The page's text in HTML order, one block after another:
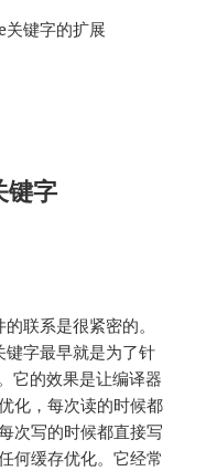
键字的扩展
字
联系是很紧密的。
字最早就是为了针
它的效果是让编译器
化，每次读的时候都
次写的时候都直接写
何缓存优化。它经常